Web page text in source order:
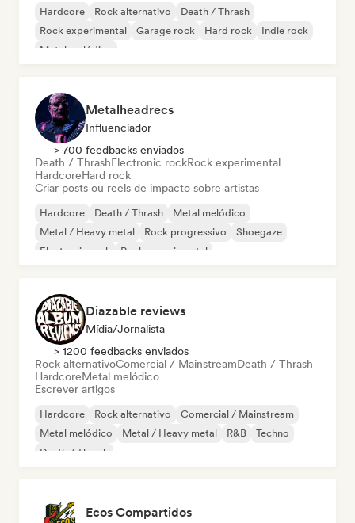
Hardcore Rock alternativo
Death / Thrash
Rock experimental
Garage rock Hard rock
Indie rock
Metal melódico
Metalheadrecs
Influenciador
> 700 feedbacks enviados
Death / ThrashElectronic rockRock experimental
HardcoreHard rock
Criar posts ou reels de impacto sobre artistas
Hardcore Death / Thrash
Metal melódico
Metal / Heavy metal
Rock progressivo
Shoegaze
Electronic rock
Rock experimental
Diazable reviews
Mídia/Jornalista
> 1200 feedbacks enviados
Rock alternativoComercial / MainstreamDeath / Thrash
HardcoreMetal melódico
Escrever artigos
Hardcore Rock alternativo
Comercial / Mainstream
Metal melódico
Metal / Heavy metal R&B
Techno
Death / Thrash
Ecos Compartidos